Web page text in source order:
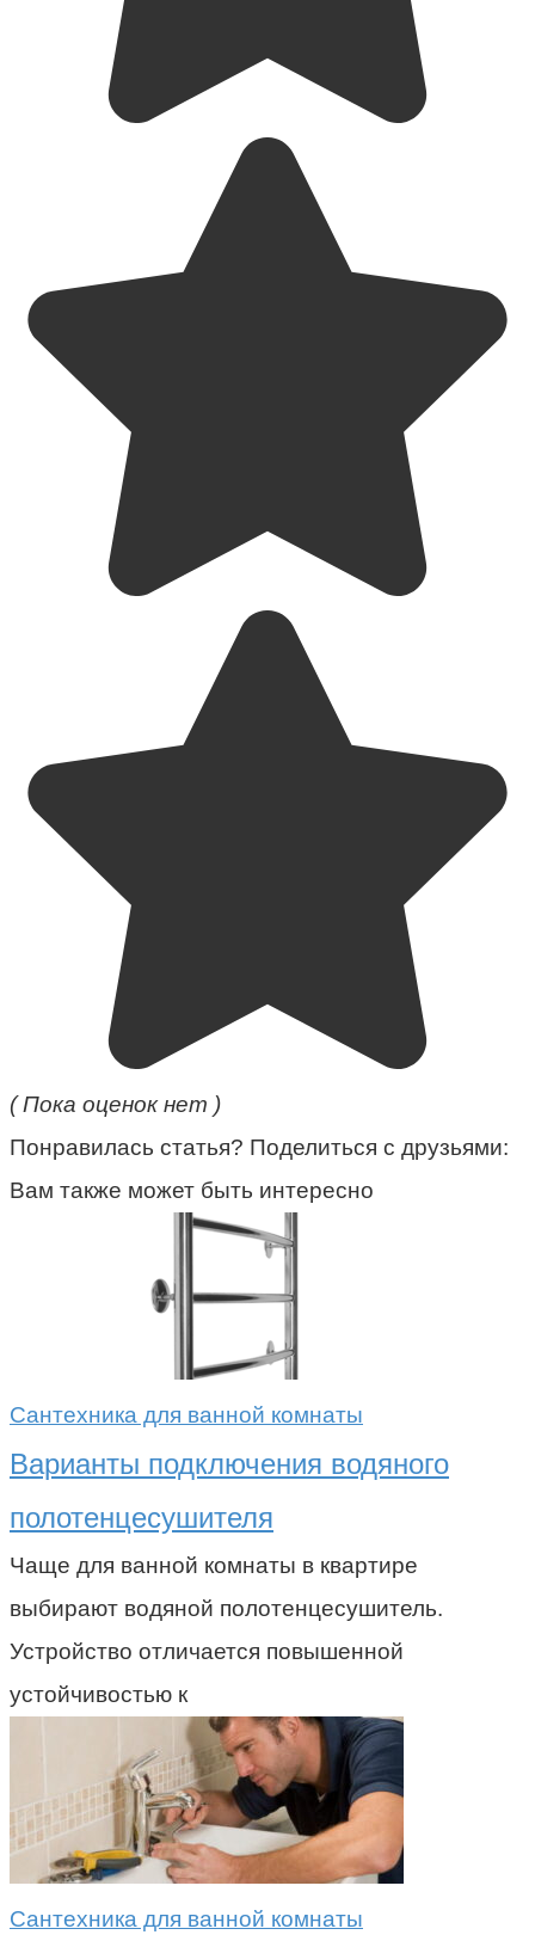
( Пока оценок нет )
Понравилась статья? Поделиться с друзьями:
Вам также может быть интересно
Сантехника для ванной комнаты
Варианты подключения водяного
полотенцесушителя
Чаще для ванной комнаты в квартире
выбирают водяной полотенцесушитель.
Устройство отличается повышенной
устойчивостью к
Сантехника для ванной комнаты